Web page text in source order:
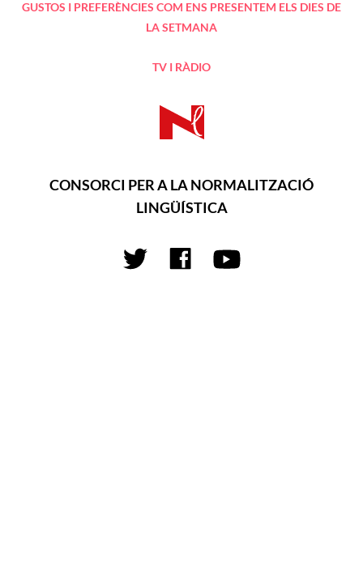
GUSTOS I PREFERÈNCIES COM ENS PRESENTEM ELS DIES DE
LA SETMANA
TV I RÀDIO
CONSORCI PER A LA NORMALITZACIÓ
LINGÜÍSTICA